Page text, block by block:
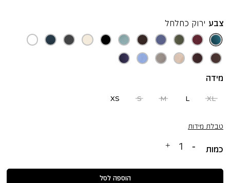
צבע ירוק כחלחל
ירוק
כחלחל
בורדו
סנגריה
ירוק
ג׳ונגל
נייבי
שטוף
אספרסועשב
ים
שחור
ענן
בהיר
אפור
לילה
ירוק
עמוק
לבן
חום
אפור
בורדו
עמוק
חאקי
בהיר
חאקי
אפרפר
תכלת
סגלגל
כחול
קטיפה
מידה
XS S M L XL
טבלת מידות
כמות
הוספה לסל